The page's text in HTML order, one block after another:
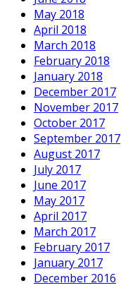
May 2018
April 2018
March 2018
February 2018
January 2018
December 2017
November 2017
October 2017
September 2017
August 2017
July 2017
June 2017
May 2017
April 2017
March 2017
February 2017
January 2017
December 2016